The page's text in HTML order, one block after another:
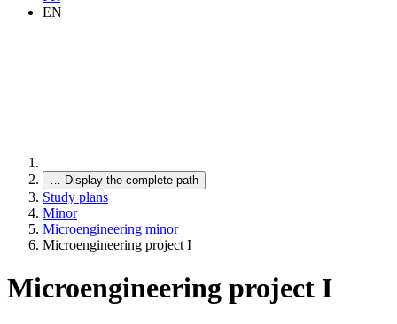
EN
… Display the complete path
Study plans
Minor
Microengineering minor
Microengineering project I
Microengineering project I